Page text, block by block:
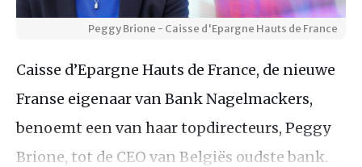
Peggy Brione - Caisse d'Epargne Hauts de France
Caisse d’Epargne Hauts de France, de nieuwe
Franse eigenaar van Bank Nagelmackers,
benoemt een van haar topdirecteurs, Peggy
Brione, tot de CEO van Belgiës oudste bank.